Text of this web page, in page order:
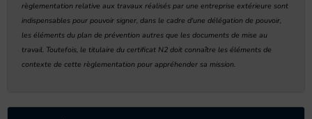
règlementation relative aux travaux réalisés par une entreprise extérieure sont
indispensables pour pouvoir signer, dans le cadre d'une délégation de pouvoir,
les éléments du plan de prévention autres que les documents de mise au
travail. Toutefois, le titulaire du certificat N2 doit connaître les éléments de
contexte de cette règlementation pour appréhender sa mission.